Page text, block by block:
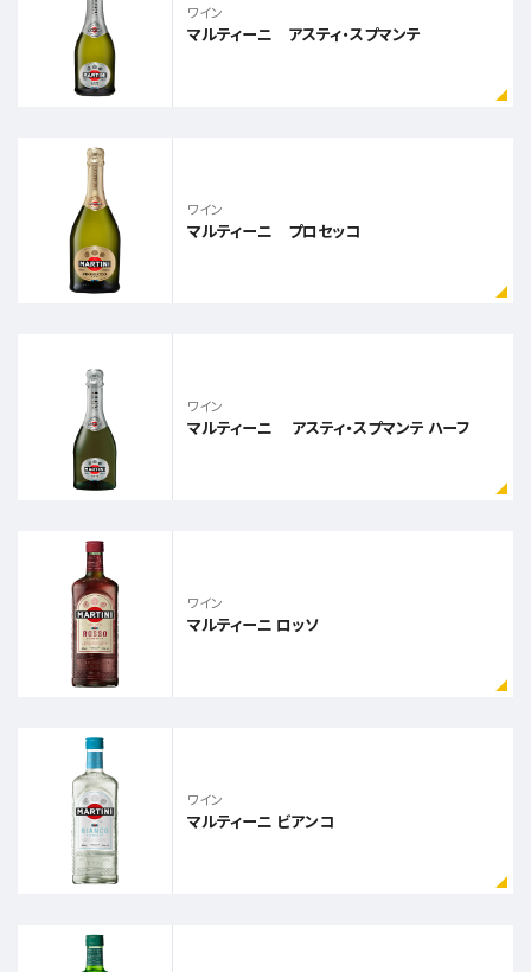
ワイン
マルティーニ アスティ・スプマンテ
ワイン
マルティーニ プロセッコ
ワイン
マルティーニ アスティ・スプマンテ ハーフ
ワイン
マルティーニ ロッソ
ワイン
マルティーニ ビアンコ